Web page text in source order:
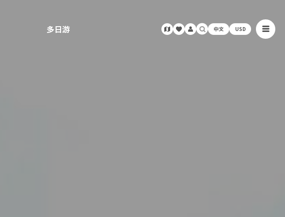
多日游 中文 USD